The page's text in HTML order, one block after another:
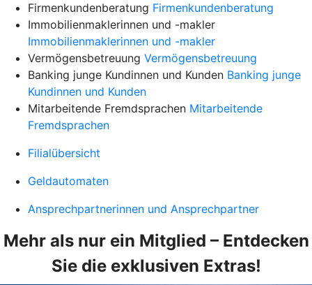
Firmenkundenberatung Firmenkundenberatung
Immobilienmaklerinnen und -makler
Immobilienmaklerinnen und -makler
Vermögensbetreuung Vermögensbetreuung
Banking junge Kundinnen und Kunden Banking junge
Kundinnen und Kunden
Mitarbeitende Fremdsprachen Mitarbeitende
Fremdsprachen
Filialübersicht
Geldautomaten
Ansprechpartnerinnen und Ansprechpartner
Mehr als nur ein Mitglied – Entdecken
Sie die exklusiven Extras!